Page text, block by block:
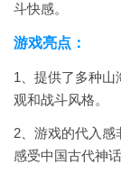
斗快感。
游戏亮点：
1、提供了多种
观和战斗风格。
2、游戏的代入感
感受中国古代神话